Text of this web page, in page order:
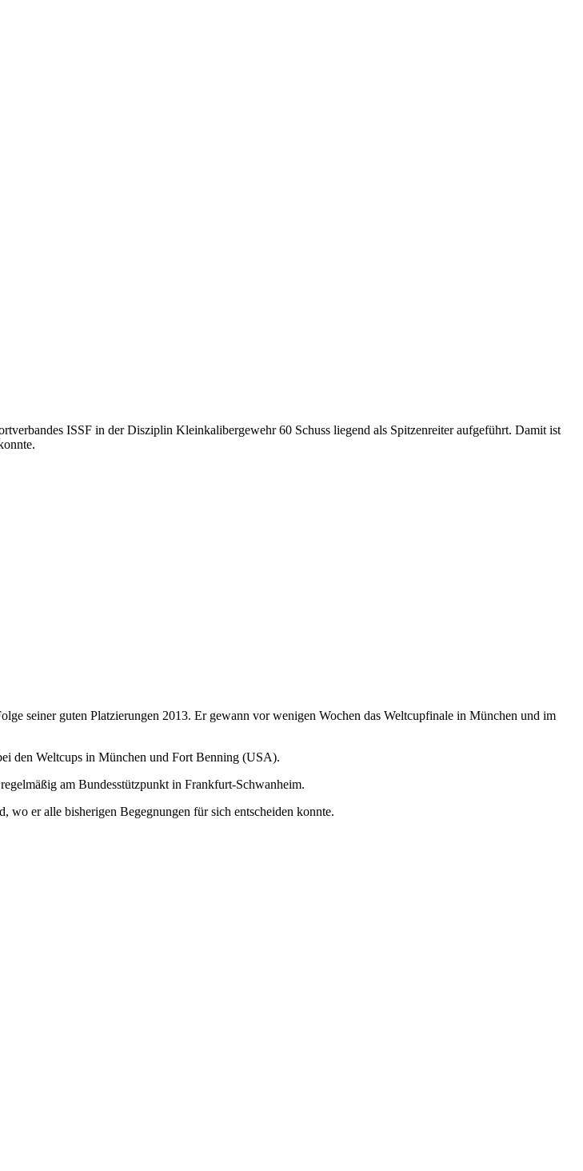
ISSF in der Disziplin Kleinkalibergewehr 60 Schuss liegend als Spitzenreiter aufgeführt. Damit ist
seiner guten Platzierungen 2013. Er gewann vor wenigen Wochen das Weltcupfinale in München und im
den Weltcups in München und Fort Benning (USA).
am Bundesstützpunkt in Frankfurt-Schwanheim.
er alle bisherigen Begegnungen für sich entscheiden konnte.